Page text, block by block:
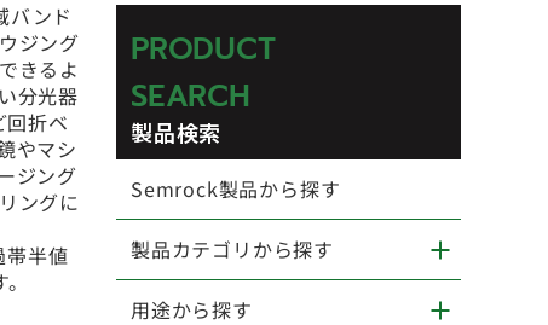
バンド
ジング
きるよ
分光器
回折ベ
やマシ
ジング
ングに
帯半値
PRODUCT
SEARCH
製品検索
Semrock製品から探す
製品カテゴリから探す
用途から探す